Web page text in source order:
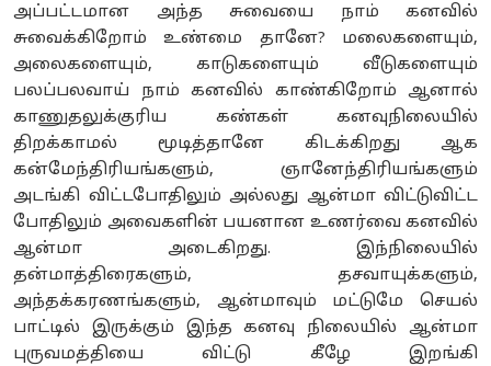
அப்பட்டமான அந்த சுவையை நாம் கனவில்
சுவைக்கிறோம் உண்மை தானே? மலைகளையும்,
அலைகளையும், காடுகளையும் வீடுகளையும்
பலப்பலவாய் நாம் கனவில் காண்கிறோம் ஆனால்
காணுதலுக்குரிய கண்கள் கனவுநிலையில்
திறக்காமல் மூடித்தானே கிடக்கிறது ஆக
கன்மேந்திரியங்களும், ஞானேந்திரியங்களும்
அடங்கி விட்டபோதிலும் அல்லது ஆன்மா விட்டுவிட்ட
போதிலும் அவைகளின் பயனான உணர்வை கனவில்
ஆன்மா அடைகிறது. இந்நிலையில்
தன்மாத்திரைகளும், தசவாயுக்களும்,
அந்தக்கரணங்களும், ஆன்மாவும் மட்டுமே செயல்
பாட்டில் இருக்கும் இந்த கனவு நிலையில் ஆன்மா
புருவமத்தியை விட்டு கீழே இறங்கி